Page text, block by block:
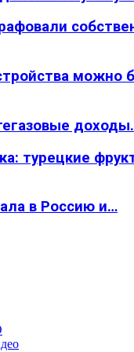
можно
турецкие
в Россию и…